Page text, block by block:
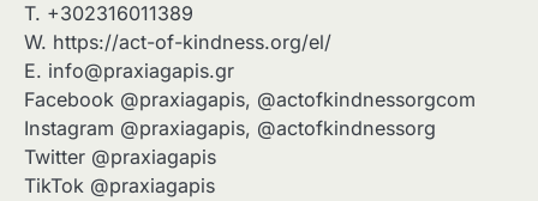
T. +302316011389
W. https://act-of-kindness.org/el/
E. info@praxiagapis.gr
Facebook @praxiagapis, @actofkindnessorgcom
Instagram @praxiagapis, @actofkindnessorg
Twitter @praxiagapis
TikTok @praxiagapis